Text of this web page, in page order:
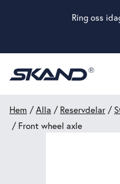
Ring oss
Hem /Alla / Reservdelar /
/ Front wheel axle